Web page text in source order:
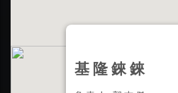
基 隆 錸 錸